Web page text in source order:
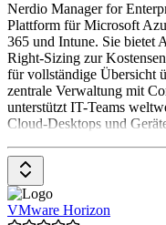
Nerdio Manager for
Plattform für Microsoft
365 und Intune. Sie bietet
Right-Sizing zur
für vollständige Übersicht
zentrale Verwaltung mit
unterstützt IT-Teams
Cloud-Desktops und
VMware Horizon